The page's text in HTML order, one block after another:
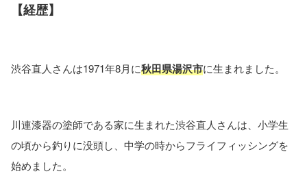
【経歴】
渋谷直人さんは1971年8月に秋田県湯沢市に生まれました。
川連漆器の塗師である家に生まれた渋谷直人さんは、小学生
の頃から釣りに没頭し、中学の時からフライフィッシングを
始めました。